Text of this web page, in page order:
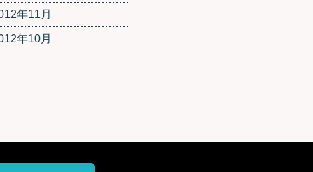
年11月
年10月